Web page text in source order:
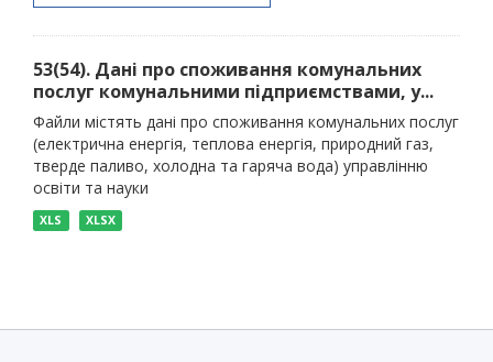
53(54). Дані про споживання комунальних
послуг комунальними підприємствами, у...
Файли містять дані про споживання комунальних послуг
(електрична енергія, теплова енергія, природний газ,
тверде паливо, холодна та гаряча вода) управлінню
освіти та науки
XLS XLSX